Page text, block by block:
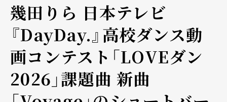
幾田りら 日本テレビ
『DayDay.』高校ダンス動
画コンテスト「LOVEダン
2026」課題曲 新曲